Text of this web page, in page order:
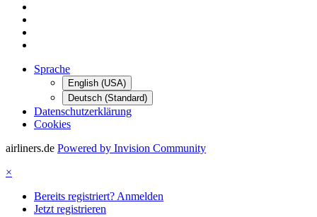
Sprache
English (USA)
Deutsch (Standard)
Datenschutzerklärung
Cookies
airliners.de Powered by Invision Community
×
Bereits registriert? Anmelden
Jetzt registrieren